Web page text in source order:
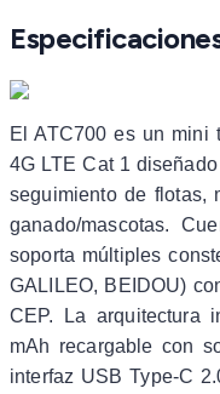
El ATC700 es un mini
4G LTE Cat 1
seguimiento de flotas,
ganado/mascotas.
soporta múltiples
GALILEO, BEIDOU)
CEP. La arquitectura
mAh recargable con
interfaz USB Type-C